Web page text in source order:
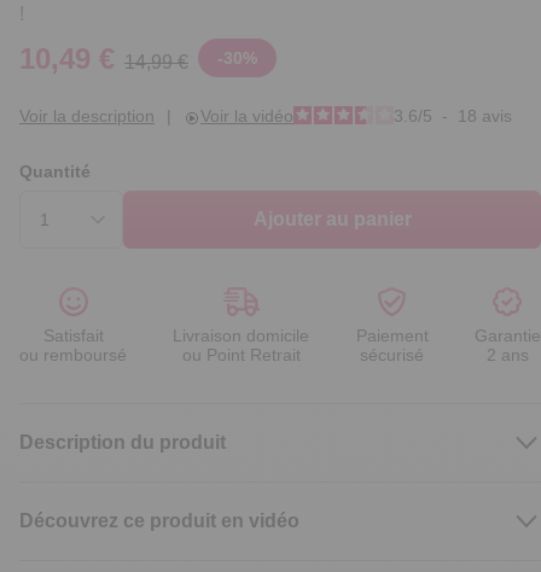
!
10,49 € 14,99 € -30%
Voir la description | Voir la vidéo 3.6/5 - 18 avis
Quantité
Ajouter au panier
Satisfait
ou remboursé
Livraison domicile
ou Point Retrait
Paiement
sécurisé
Garantie
2 ans
Description du produit
Découvrez ce produit en vidéo